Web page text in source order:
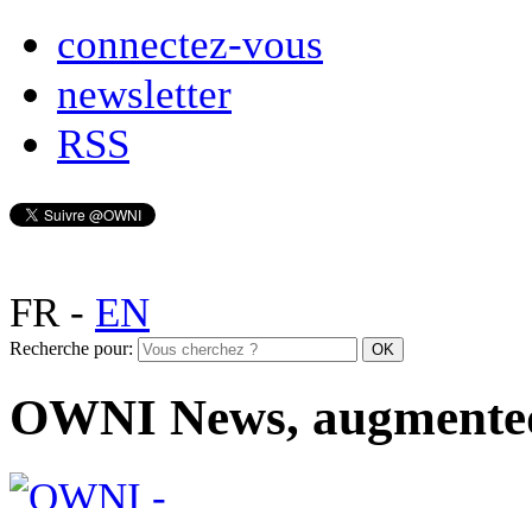
connectez-vous
newsletter
RSS
FR- EN
Recherche pour:
OWNI News,